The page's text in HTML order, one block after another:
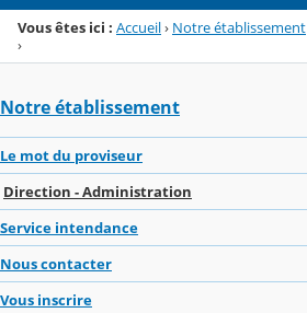
Vous êtes ici : Accueil› Notre établissement
›
Notre établissement
Le mot du proviseur
Direction - Administration
Service intendance
Nous contacter
Vous inscrire